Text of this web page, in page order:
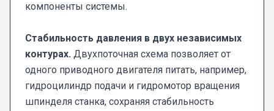
компоненты системы.
Стабильность давления в двух независимых
контурах. Двухпоточная схема позволяет от
одного приводного двигателя питать, например,
гидроцилиндр подачи и гидромотор вращения
шпинделя станка, сохраняя стабильность